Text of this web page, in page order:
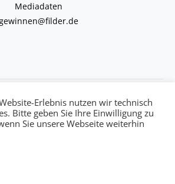
Mediadaten
filder.de | Powered by kulturkalender-
filder.de
Erlebnis nutzen wir technisch
Bitte geben Sie Ihre Einwilligung zu
Sie unsere Webseite weiterhin